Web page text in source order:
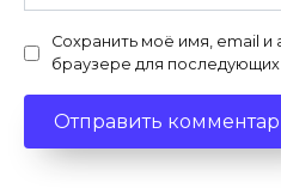
Сохранить моё имя, email и
браузере для